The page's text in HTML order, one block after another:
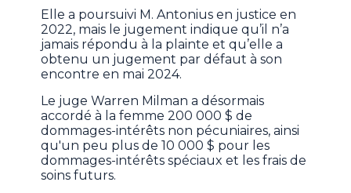
Elle a poursuivi M. Antonius en justice en
2022, mais le jugement indique qu’il n’a
jamais répondu à la plainte et qu’elle a
obtenu un jugement par défaut à son
encontre en mai 2024.
Le juge Warren Milman a désormais
accordé à la femme 200 000 $ de
dommages-intérêts non pécuniaires, ainsi
qu'un peu plus de 10 000 $ pour les
dommages-intérêts spéciaux et les frais de
soins futurs.